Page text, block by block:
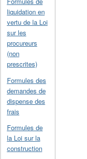
liquidation en
vertu de la Loi
sur les
procureurs
(non
prescrites)
Formules des
demandes de
dispense des
frais
Formules de
la Loi sur la
construction